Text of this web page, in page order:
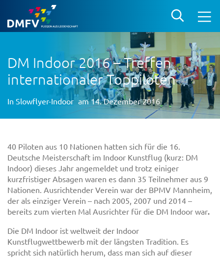
DM Indoor 2016 – Treffen
internationaler Toppiloten
In Slowflyer-Indoor am 14. Dezember 2016
40 Piloten aus 10 Nationen hatten sich für die 16.
Deutsche Meisterschaft im Indoor Kunstflug (kurz: DM
Indoor) dieses Jahr angemeldet und trotz einiger
kurzfristiger Absagen waren es dann 35 Teilnehmer aus 9
Nationen. Ausrichtender Verein war der BPMV Mannheim,
der als einziger Verein – nach 2005, 2007 und 2014 –
bereits zum vierten Mal Ausrichter für die DM Indoor war.
Die DM Indoor ist weltweit der Indoor
Kunstflugwettbewerb mit der längsten Tradition. Es
spricht sich natürlich herum, dass man sich auf dieser